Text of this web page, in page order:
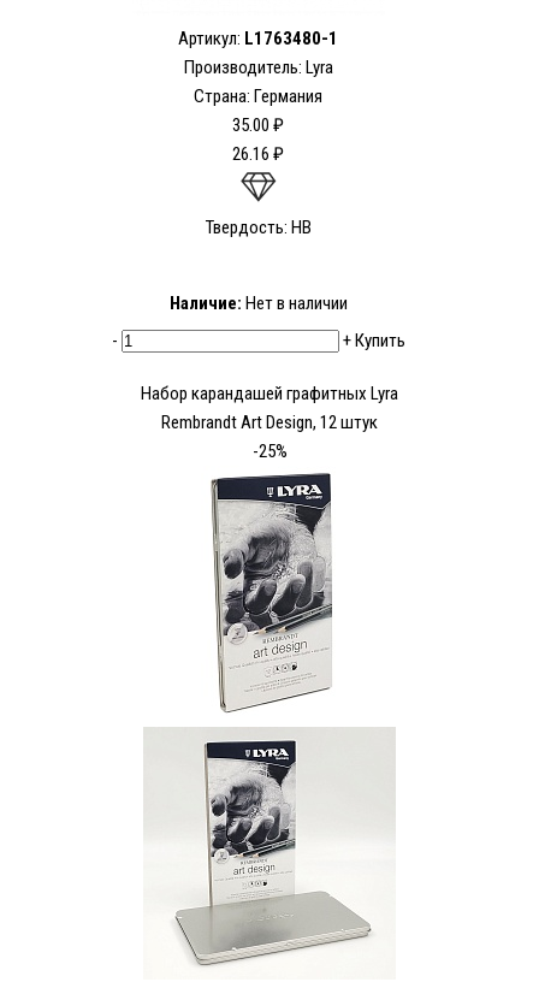
Артикул: L1763480-1
Производитель: Lyra
Страна: Германия
35.00 ₽
26.16 ₽
Твердость: HB
Наличие: Нет в наличии
-
+Купить
Набор карандашей графитных Lyra
Rembrandt Art Design, 12 штук
-25%